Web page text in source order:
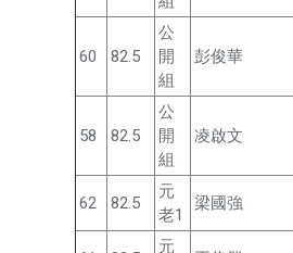
60 82.5
公
開
組
彭俊華
58 82.5
公
開
組
凌啟文
62 82.5
元
老1
梁國強
元